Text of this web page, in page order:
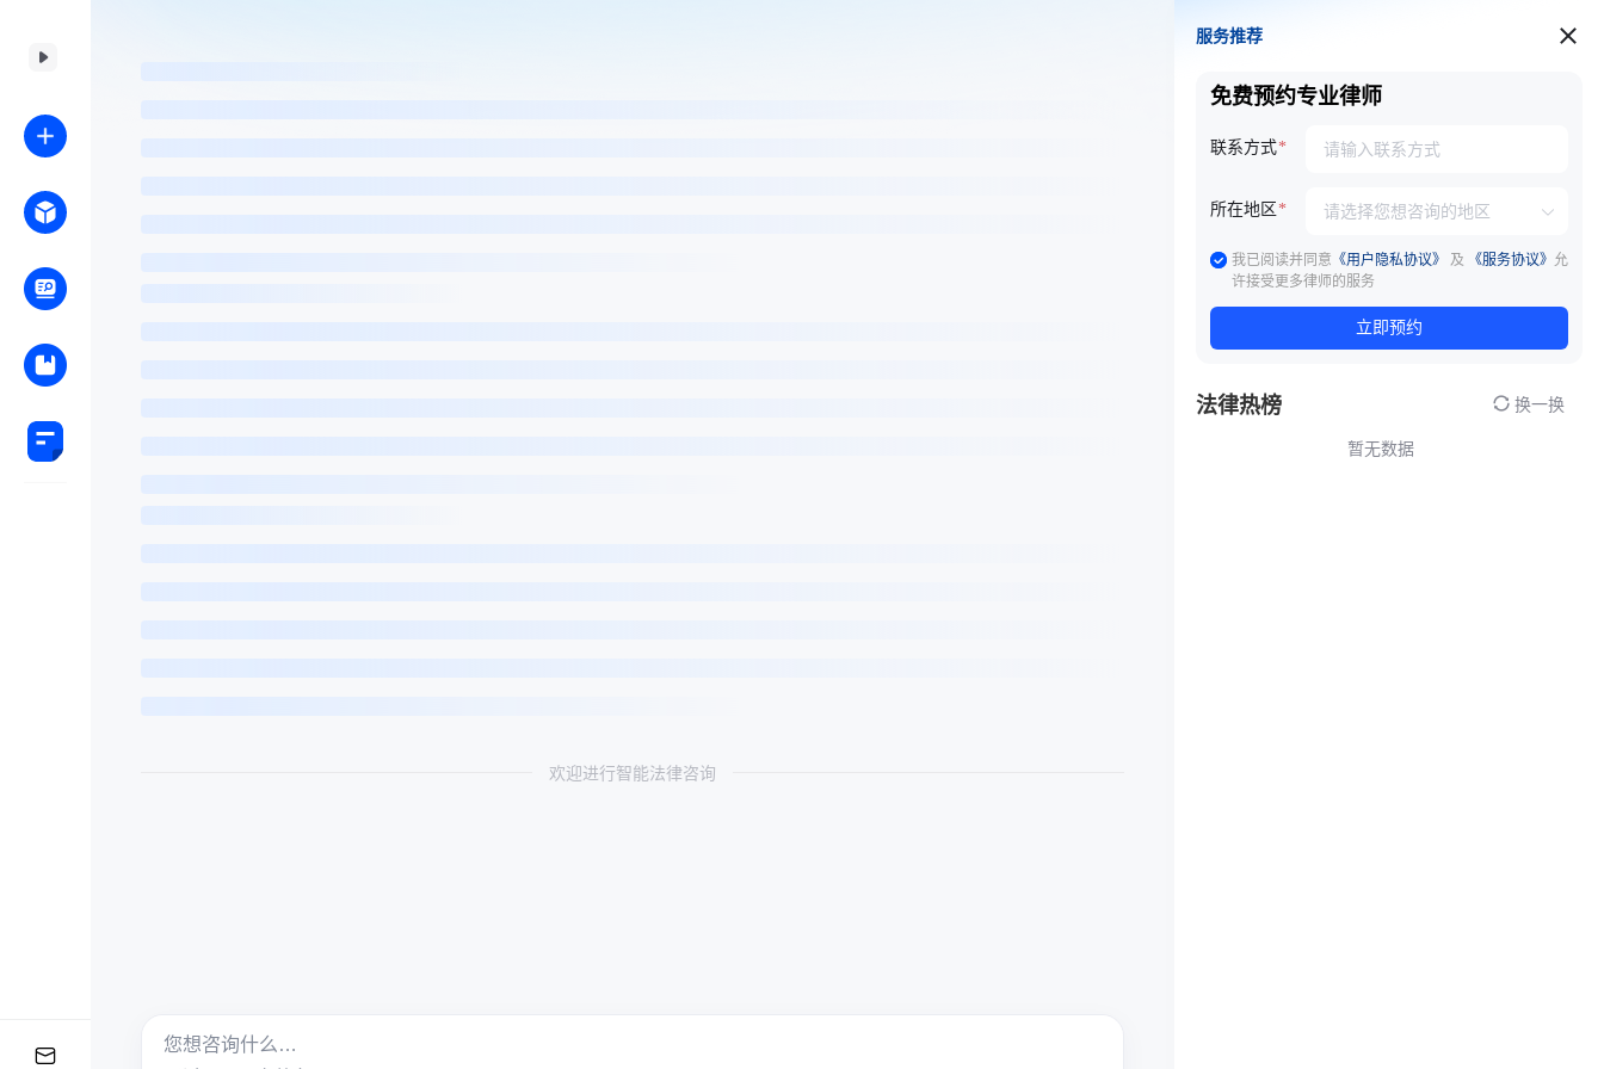
欢迎进行智能法律咨询
服务推荐
服务推荐
免费预约专业律师
联系方式
所在地区
我已阅读并同意 《用户隐私协议》 及 《服务协议》 允
许接受更多律师的服务
立即预约
法律热榜 换一换
暂无数据